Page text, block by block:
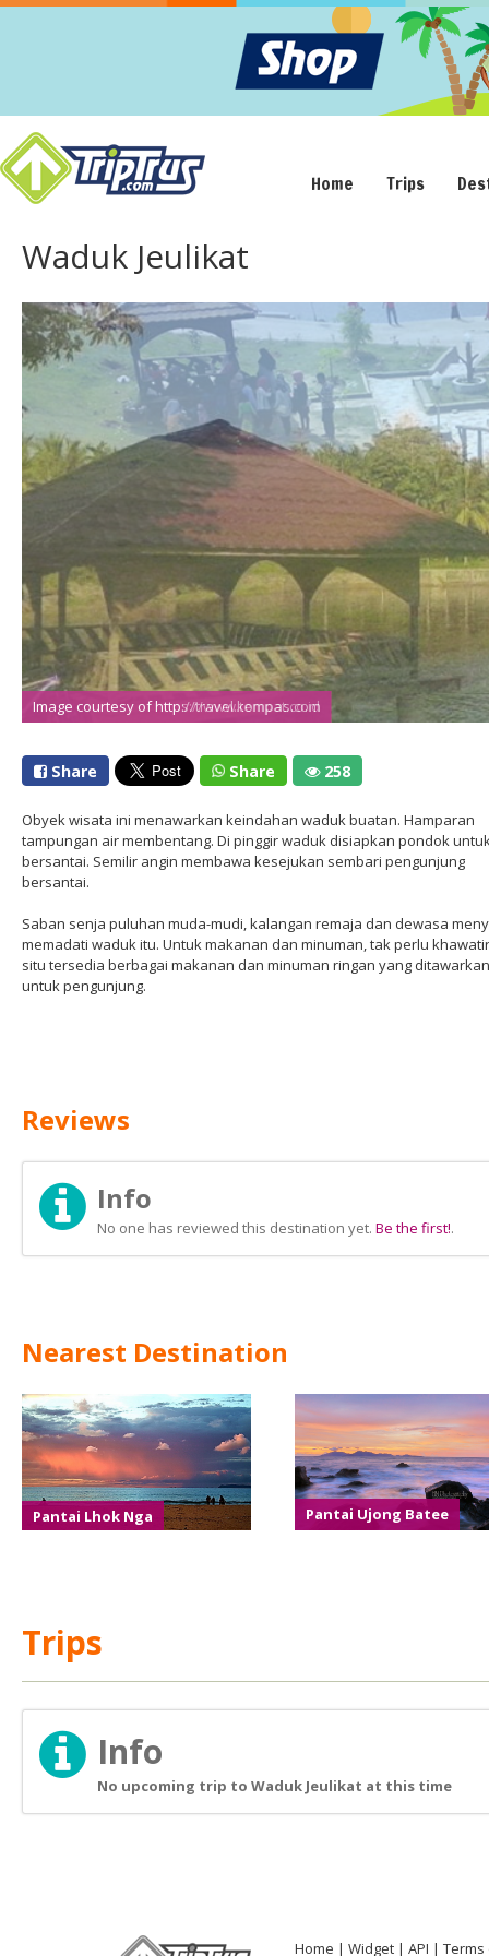
Home Trips
Waduk Jeulikat
Image courtesy of http://travel.kompas.com
Image courtesy of https://www.tempat.co.id
Share Share 258
Obyek wisata ini menawarkan keindahan waduk buatan. Hamparan
tampungan air membentang. Di pinggir waduk disiapkan pondok
bersantai. Semilir angin membawa kesejukan sembari pengunjung
bersantai.
Saban senja puluhan muda-mudi, kalangan remaja dan dewasa
memadati waduk itu. Untuk makanan dan minuman, tak perlu
situ tersedia berbagai makanan dan minuman ringan yang ditawarkan
untuk pengunjung.
Reviews
Info
No one has reviewed this destination yet. Be the first!.
Nearest Destination
Pantai Lhok Nga Pantai Ujong Batee
Trips
Info
No upcoming trip to Waduk Jeulikat at this time
Home Widget API Terms